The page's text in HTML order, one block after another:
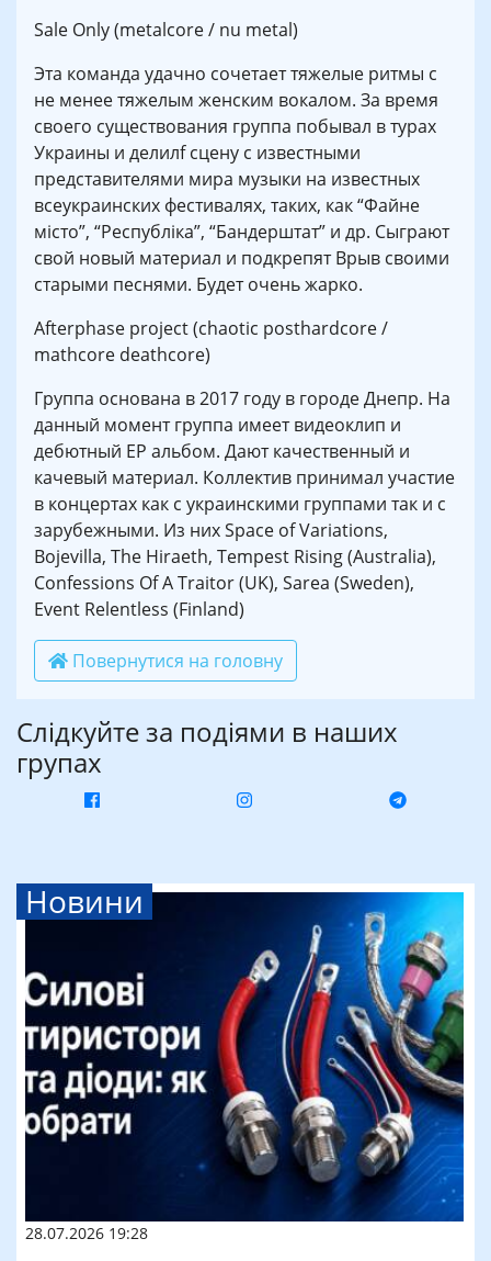
Sale Only (metalcore / nu metal)
Эта команда удачно сочетает тяжелые ритмы с
не менее тяжелым женским вокалом. За время
своего существования группа побывал в турах
Украины и делилf сцену с известными
представителями мира музыки на известных
всеукраинских фестивалях, таких, как “Файне
місто”, “Республіка”, “Бандерштат” и др. Сыграют
свой новый материал и подкрепят Врыв своими
старыми песнями. Будет очень жарко.
Afterphase project (chaotic posthardcore /
mathcore deathcore)
Группа основана в 2017 году в городе Днепр. На
данный момент группа имеет видеоклип и
дебютный EP альбом. Дают качественный и
качевый материал. Коллектив принимал участие
в концертах как с украинскими группами так и с
зарубежными. Из них Space of Variations,
Bojevilla, The Hiraeth, Tempest Rising (Australia),
Confessions Of A Traitor (UK), Sarea (Sweden),
Event Relentless (Finland)
Повернутися на головну
Слідкуйте за подіями в наших
групах
Новини
28.07.2026 19:28